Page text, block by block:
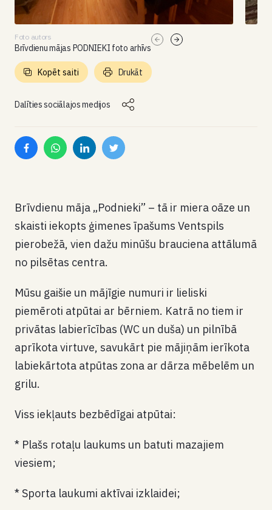
Foto autors
Brīvdienu mājas PODNIEKI foto arhīvs
Dalīties sociālajos medijos
Kopēt saiti Drukāt
Brīvdienu māja „Podnieki” – tā ir miera oāze un
skaisti iekopts ģimenes īpašums Ventspils
pierobežā, vien dažu minūšu brauciena attālumā
no pilsētas centra.
Mūsu gaišie un mājīgie numuri ir lieliski
piemēroti atpūtai ar bērniem. Katrā no tiem ir
privātas labierīcības (WC un duša) un pilnībā
aprīkota virtuve, savukārt pie mājiņām ierīkota
labiekārtota atpūtas zona ar dārza mēbelēm un
grilu.
Viss iekļauts bezbēdīgai atpūtai:
* Plašs rotaļu laukums un batuti mazajiem
viesiem;
* Sporta laukumi aktīvai izklaidei;